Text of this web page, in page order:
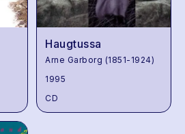
Haugtussa
Arne Garborg (1851-1924)
1995
CD